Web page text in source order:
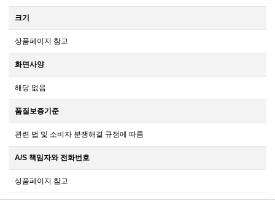
크기
상품페이지 참고
화면사양
해당 없음
품질보증기준
관련 법 및 소비자 분쟁해결 규정에 따름
A/S 책임자와 전화번호
상품페이지 참고